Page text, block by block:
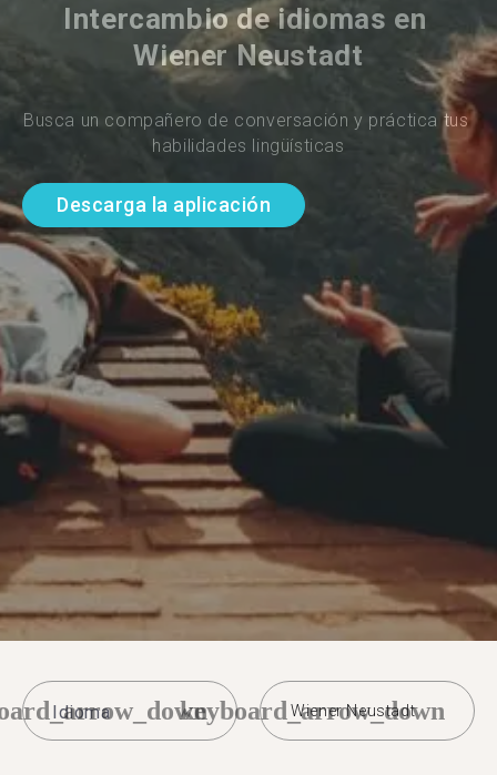
Intercambio de idiomas en
Wiener Neustadt
Busca un compañero de conversación y práctica tus
habilidades lingüísticas
Descarga la aplicación
Wiener Neustadt
keyboard_arrow_down